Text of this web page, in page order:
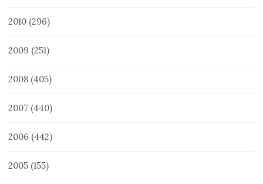
2010 (296)
2009 (251)
2008 (405)
2007 (440)
2006 (442)
2005 (155)